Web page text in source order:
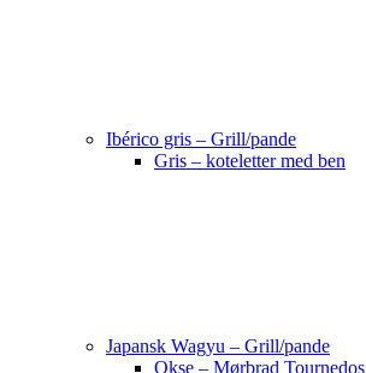
Ibérico gris – Grill/pande
Gris – koteletter med ben
Japansk Wagyu – Grill/pande
Okse – Mørbrad Tournedos